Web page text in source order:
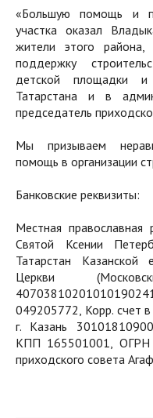
«Большую помощь и
участка оказал
жители этого
поддержку
детской площадки и
Татарстана и в
председатель
Мы призываем
помощь в организации
Банковские реквизиты:
Местная православная
Святой Ксении
Татарстан Казанской
Церкви
049205772, Корр. счет
г. Казань
КПП 165501001, ОГРН
приходского совета